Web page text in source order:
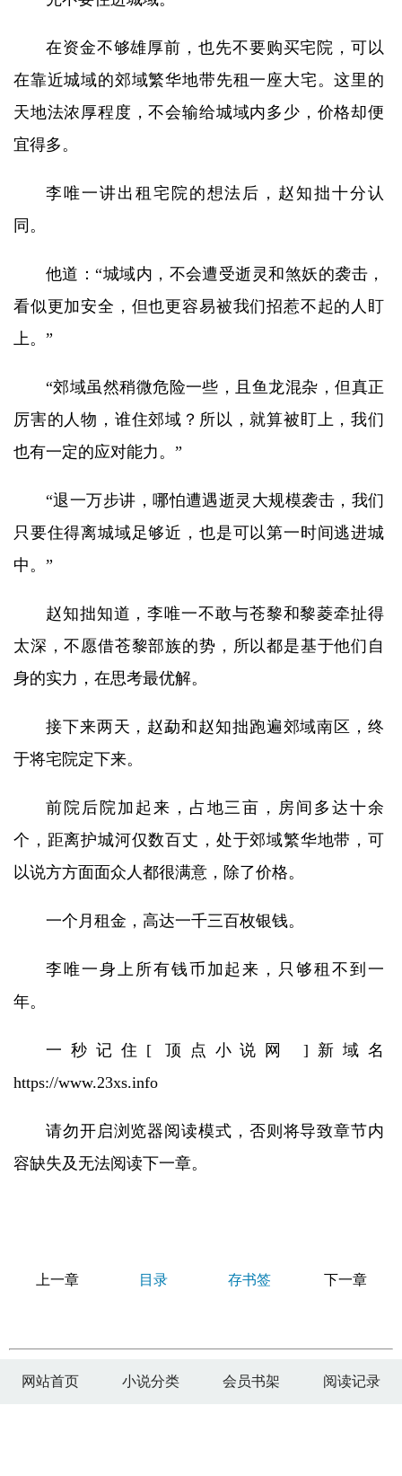
在资金不够雄厚前，也先不要购买宅院，可以
在靠近城域的郊域繁华地带先租一座大宅。这里的
天地法浓厚程度，不会输给城域内多少，价格却便
宜得多。
李唯一讲出租宅院的想法后，赵知拙十分认
同。
他道：“城域内，不会遭受逝灵和煞妖的袭击，
看似更加安全，但也更容易被我们招惹不起的人盯
上。”
“郊域虽然稍微危险一些，且鱼龙混杂，但真正
厉害的人物，谁住郊域？所以，就算被盯上，我们
也有一定的应对能力。”
“退一万步讲，哪怕遭遇逝灵大规模袭击，我们
只要住得离城域足够近，也是可以第一时间逃进城
中。”
赵知拙知道，李唯一不敢与苍黎和黎菱牵扯得
太深，不愿借苍黎部族的势，所以都是基于他们自
身的实力，在思考最优解。
接下来两天，赵勐和赵知拙跑遍郊域南区，终
于将宅院定下来。
前院后院加起来，占地三亩，房间多达十余
个，距离护城河仅数百丈，处于郊域繁华地带，可
以说方方面面众人都很满意，除了价格。
一个月租金，高达一千三百枚银钱。
李唯一身上所有钱币加起来，只够租不到一
年。
一秒记住[ 顶点小说网 ]新域名
https://www.23xs.info
请勿开启浏览器阅读模式，否则将导致章节内
容缺失及无法阅读下一章。
上一章 目录 存书签 下一章
网站首页 小说分类 会员书架 阅读记录